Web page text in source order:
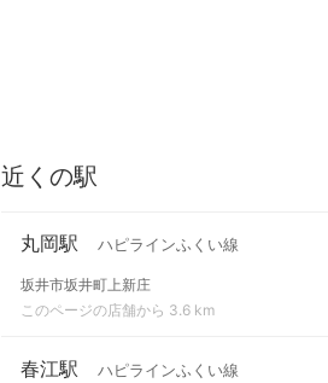
近くの駅
丸岡駅 ハピラインふくい線
坂井市坂井町上新庄
このページの店舗から 3.6 km
春江駅 ハピラインふくい線